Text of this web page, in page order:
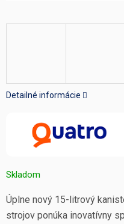
Skladom
Úplne nový 15-litrový
strojov ponúka inovatívny
Detailné informácie